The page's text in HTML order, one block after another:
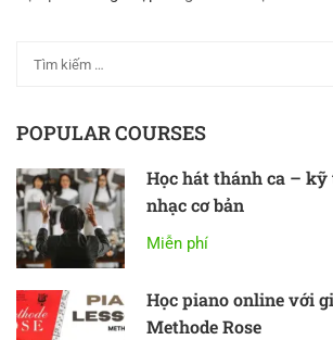
POPULAR COURSES
Học hát thánh ca –
nhạc cơ bản
Miễn phí
Học piano online với
Methode Rose